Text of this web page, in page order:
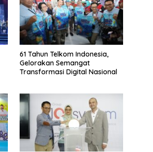
61 Tahun Telkom Indonesia,
Gelorakan Semangat
Transformasi Digital Nasional